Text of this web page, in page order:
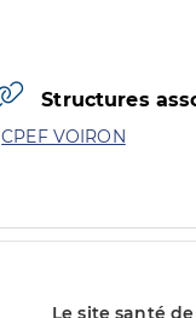
Structures
CPEF VOIRON